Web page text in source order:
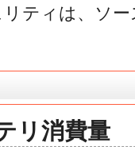
ティは、ソ
リ消費量